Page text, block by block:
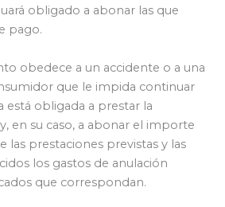
obligado a abonar las que
pago.
obedece a un accidente o a una
que le impida continuar
está obligada a prestar la
en su caso, a abonar el importe
las prestaciones previstas y las
los gastos de anulación
que correspondan.